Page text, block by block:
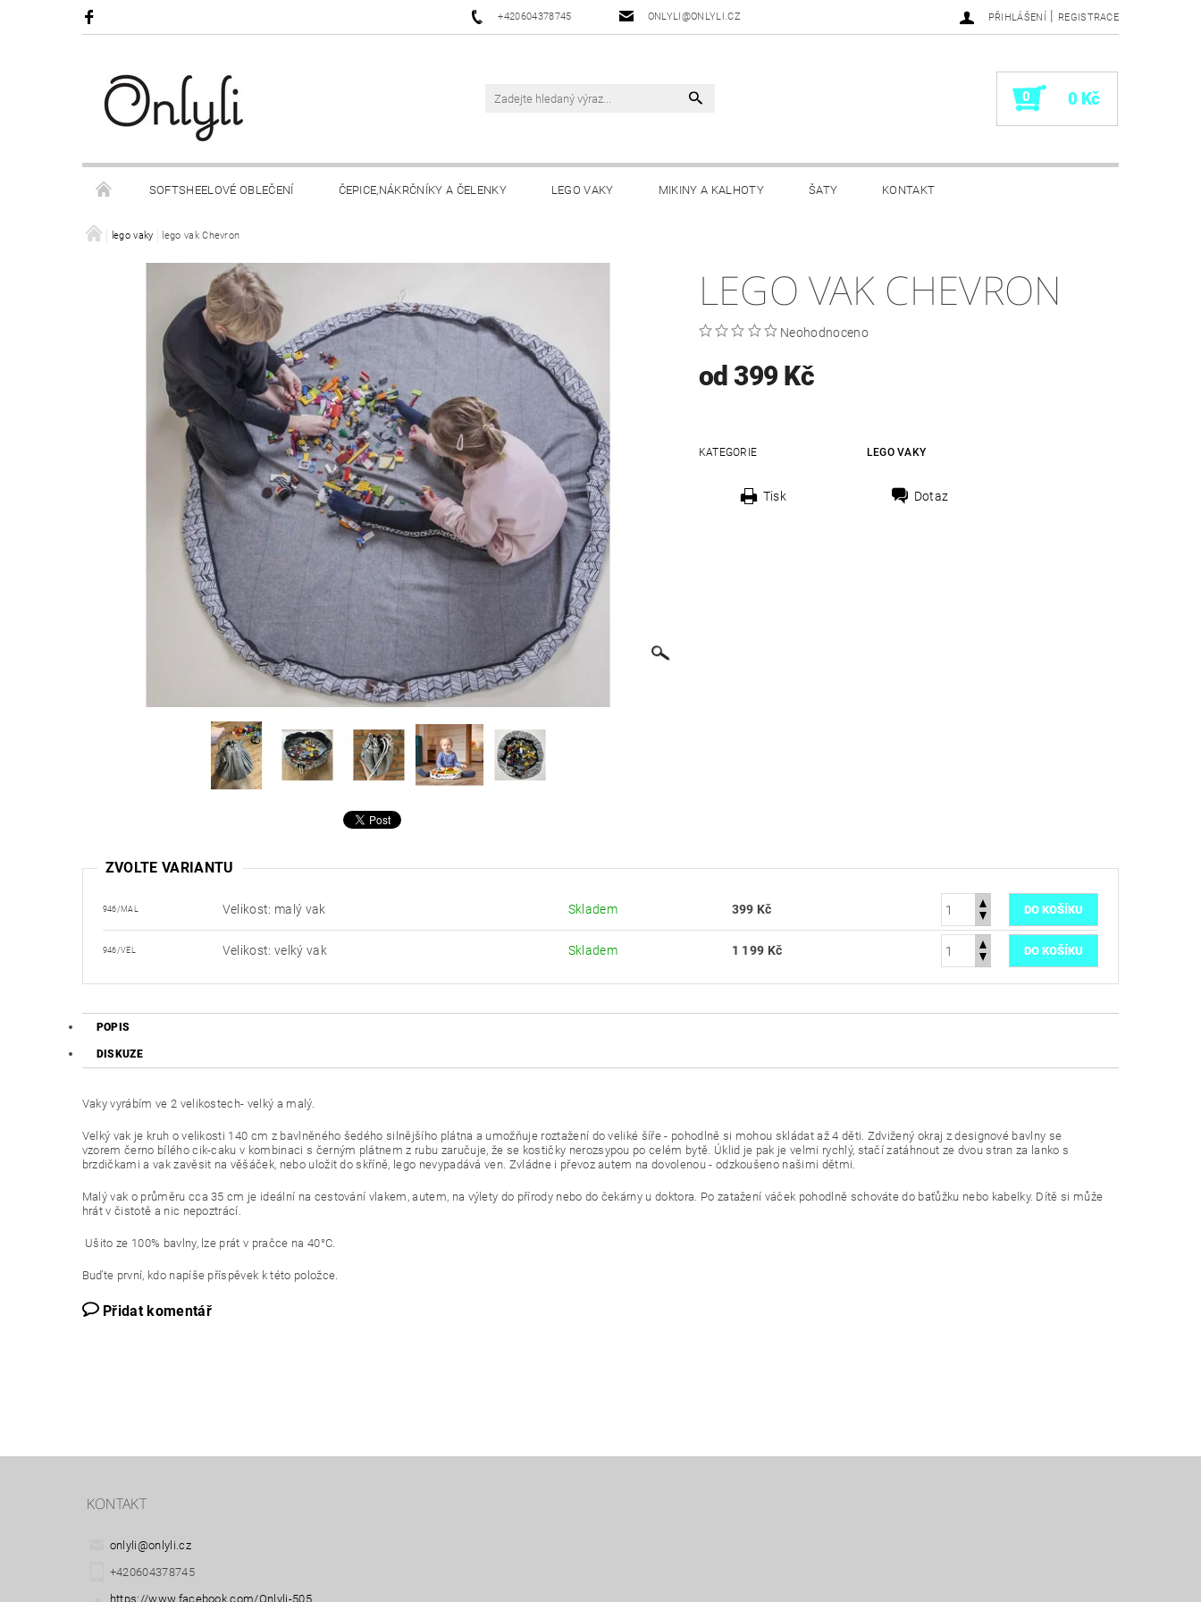
+420604378745 ONLYLI@ONLYLI.CZ PŘIHLÁŠENÍ | REGISTRACE
0 0 Kč
SOFTSHEELOVÉ OBLEČENÍ ČEPICE,NÁKRČNÍKY A ČELENKY LEGO VAKY MIKINY A KALHOTY ŠATY KONTAKT
OBCHODNÍ PODMÍNKY
lego vaky lego vak Chevron
LEGO VAK CHEVRON
Neohodnoceno
od 399 Kč
KATEGORIE LEGO VAKY
Tisk Dotaz
ZVOLTE VARIANTU
946/MAL Velikost: malý vak Skladem 399 Kč
946/VEL Velikost: velký vak Skladem 1 199 Kč
POPIS
DISKUZE
Vaky vyrábím ve 2 velikostech- velký a malý.
Velký vak je kruh o velikosti 140 cm z bavlněného šedého silnějšího plátna a umožňuje roztažení do veliké šíře - pohodlně si mohou skládat až 4 děti. Zdvižený okraj z designové bavlny se
vzorem černo bílého cik-caku v kombinaci s černým plátnem z rubu zaručuje, že se kostičky nerozsypou po celém bytě. Úklid je pak je velmi rychlý, stačí zatáhnout ze dvou stran za lanko s
brzdičkami a vak zavěsit na věšáček, nebo uložit do skříně, lego nevypadává ven. Zvládne i převoz autem na dovolenou - odzkoušeno našimi dětmi.
Malý vak o průměru cca 35 cm je ideální na cestování vlakem, autem, na výlety do přírody nebo do čekárny u doktora. Po zatažení váček pohodlně schováte do baťůžku nebo kabelky. Dítě si může
hrát v čistotě a nic nepoztrácí.
Ušito ze 100% bavlny, lze prát v pračce na 40°C.
Buďte první, kdo napíše příspěvek k této položce.
Přidat komentář
KONTAKT
onlyli@onlyli.cz
+420604378745
https://www.facebook.com/Onlyli-505